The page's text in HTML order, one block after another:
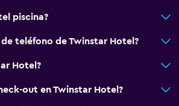
piscina?
de teléfono de Twinstar Hotel?
Hotel?
out en Twinstar Hotel?